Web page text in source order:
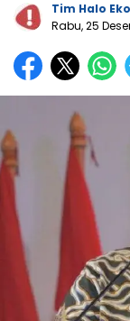
Tim Halo
Rabu, 25